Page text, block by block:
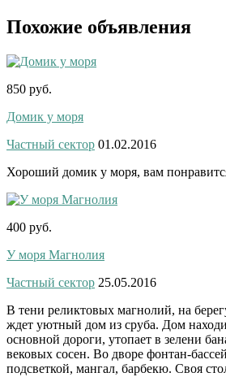
Похожие объявления
850 руб.
Домик у моря
Частный сектор 01.02.2016
Хороший домик у моря, вам
400 руб.
У моря Магнолия
Частный сектор 25.05.2016
В тени реликтовых магнолий, на
ждет уютный дом из сруба. Дом
основной дороги, утопает в зелени
вековых сосен. Во дворе фонтан-
подсветкой, мангал, барбекю. Своя